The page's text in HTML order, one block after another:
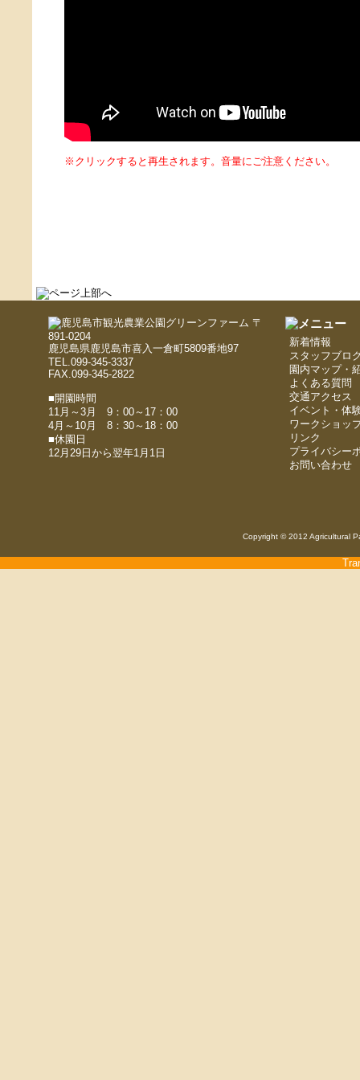
※クリックすると再生されます。音量にご注意ください。
〒
891-0204
鹿児島県鹿児島市喜入一倉町5809番地97
TEL.099-345-3337
FAX.099-345-2822
■開園時間
11月～3月 9：00～17：00
4月～10月 8：30～18：00
■休園日
12月29日から翌年1月1日
新着情報
スタッフブロ
園内マップ・
よくある質問
交通アクセス
イベント・体
ワークショッ
リンク
プライバシー
お問い合わせ
Copyright © 2012 Agricultural